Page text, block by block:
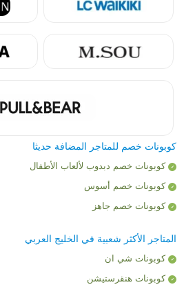
كوبونات خصم للمتاجر المضافة حديثا
كوبونات خصم دبدوب لألعاب الأطفال
كوبونات خصم أسوس
كوبونات خصم جاهز
المتاجر الأكثر شعبية في الخليج العربي
كوبونات شي ان
كوبونات هنقرستيشن